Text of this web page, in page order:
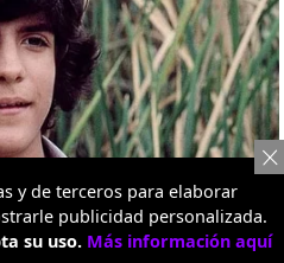
y de terceros para elaborar
publicidad personalizada.
su uso. Más información aquí